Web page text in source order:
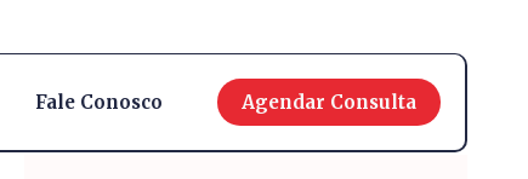
Fale Conosco Agendar Consulta